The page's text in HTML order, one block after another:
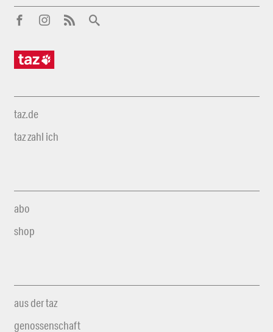
taz.de
taz zahl ich
abo
shop
aus der taz
genossenschaft